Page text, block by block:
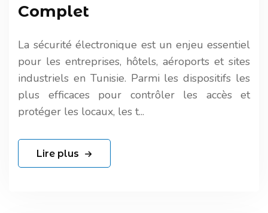
Complet
La sécurité électronique est un enjeu essentiel
pour les entreprises, hôtels, aéroports et sites
industriels en Tunisie. Parmi les dispositifs les
plus efficaces pour contrôler les accès et
protéger les locaux, les t...
Lire plus